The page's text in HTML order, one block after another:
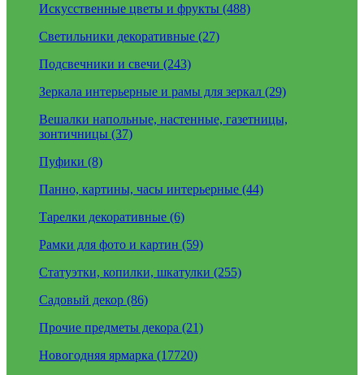
Искусственные цветы и фрукты (488)
Светильники декоративные (27)
Подсвечники и свечи (243)
Зеркала интерьерные и рамы для зеркал (29)
Вешалки напольные, настенные, газетницы,
зонтичницы (37)
Пуфики (8)
Панно, картины, часы интерьерные (44)
Тарелки декоративные (6)
Рамки для фото и картин (59)
Статуэтки, копилки, шкатулки (255)
Садовый декор (86)
Прочие предметы декора (21)
Новогодняя ярмарка (17720)